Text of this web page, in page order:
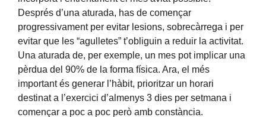
Després d’una aturada, has de començar
progressivament per evitar lesions, sobrecàrrega i per
evitar que les “agulletes” t’obliguin a reduir la activitat.
Una aturada de, per exemple, un mes pot implicar una
pèrdua del 90% de la forma física. Ara, el més
important és generar l’hàbit, prioritzar un horari
destinat a l’exercici d’almenys 3 dies per setmana i
començar a poc a poc però amb constància.